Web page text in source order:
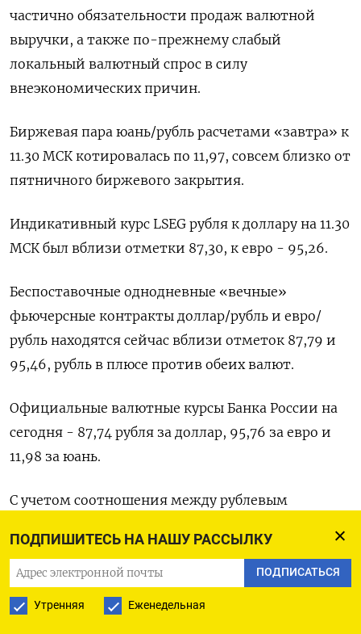
ПОДПИШИТЕСЬ НА НАШУ РАССЫЛКУ
ПОДПИСАТЬСЯ
Утренняя Еженедельная
частично обязательности продаж валютной
выручки, а также по-прежнему слабый
локальный валютный спрос в силу
внеэкономических причин.
Биржевая пара юань/рубль расчетами «завтра» к
11.30 МСК котировалась по 11,97, совсем близко от
пятничного биржевого закрытия.
Индикативный курс LSEG рубля к доллару на 11.30
МСК был вблизи отметки 87,30, к евро - 95,26.
Беспоставочные однодневные «вечные»
фьючерсные контракты доллар/рубль и евро/
рубль находятся сейчас вблизи отметок 87,79 и
95,46, рубль в плюсе против обеих валют.
Официальные валютные курсы Банка России на
сегодня - 87,74 рубля за доллар, 95,76 за евро и
11,98 за юань.
С учетом соотношения между рублевым
называемым «офшорным» курсом доллар/юань
валюта США сейчас оценивается в 87,09 рубля,
евро через форекс-расчеты с юанем оценивается